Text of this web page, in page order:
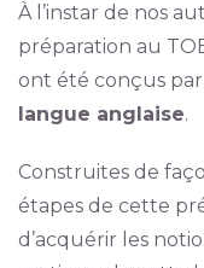
À l’instar de nos
préparation au
ont été conçus
langue anglaise.
Construites de
étapes de cette
d’acquérir les